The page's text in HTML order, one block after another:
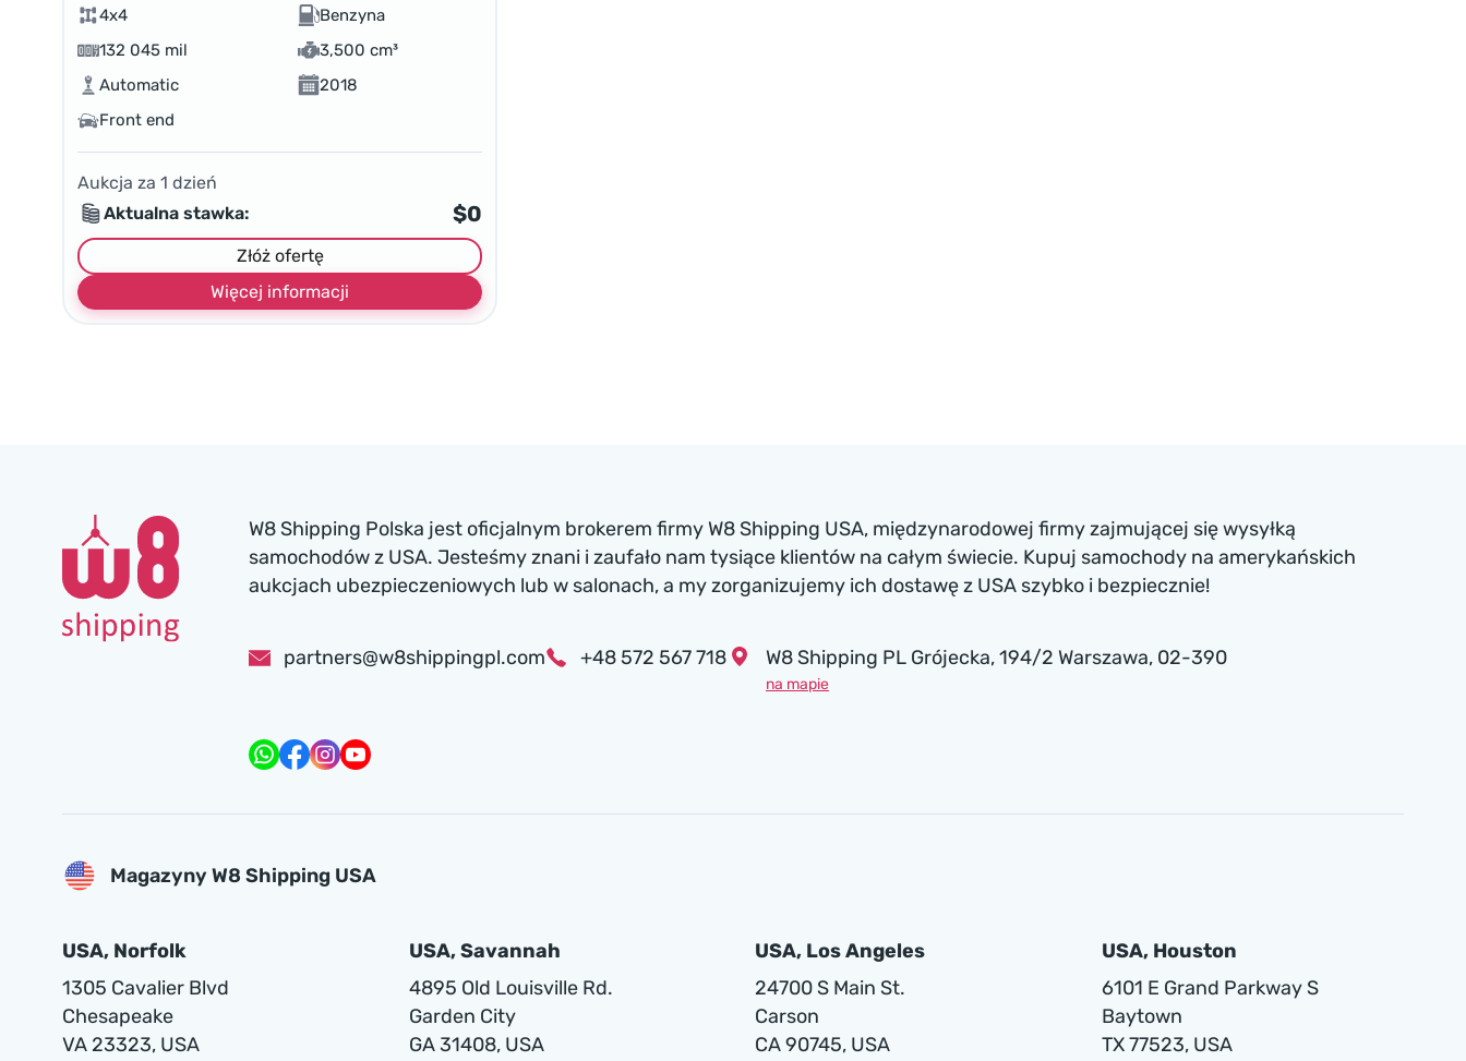
4x4
Benzyna
132 045 mil
3,500 cm³
Automatic
2018
Front end
Aukcja za 1 dzień
Aktualna stawka:
$0
Złóż ofertę
Więcej informacji
W8 Shipping Polska jest oficjalnym brokerem firmy W8 Shipping USA, międzynarodowej firmy zajmującej się wysyłką
samochodów z USA. Jesteśmy znani i zaufało nam tysiące klientów na całym świecie. Kupuj samochody na amerykańskich
aukcjach ubezpieczeniowych lub w salonach, a my zorganizujemy ich dostawę z USA szybko i bezpiecznie!
partners@w8shippingpl.com +48 572 567 718 W8 Shipping PL Grójecka , 194/2 Warszawa, 02-390
na mapie
Magazyny W8 Shipping USA
USA, Norfolk
1305 Cavalier Blvd
Chesapeake
VA 23323, USA
USA, Savannah
4895 Old Louisville Rd.
Garden City
GA 31408, USA
USA, Los Angeles
24700 S Main St.
Carson
CA 90745, USA
USA, Houston
6101 E Grand Parkway S
Baytown
TX 77523, USA